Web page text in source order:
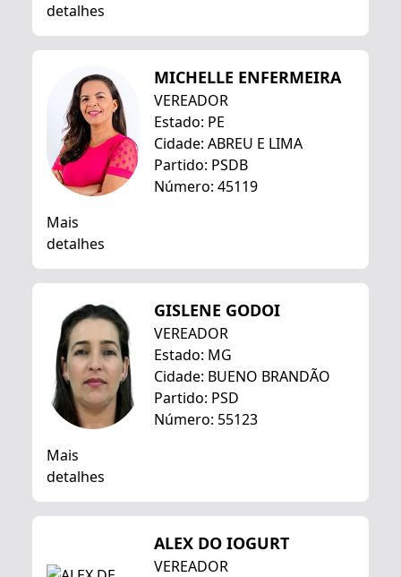
detalhes
MICHELLE ENFERMEIRA
VEREADOR
Estado: PE
Cidade: ABREU E LIMA
Partido: PSDB
Número: 45119
Mais
detalhes
GISLENE GODOI
VEREADOR
Estado: MG
Cidade: BUENO BRANDÃO
Partido: PSD
Número: 55123
Mais
detalhes
ALEX DO IOGURT
VEREADOR